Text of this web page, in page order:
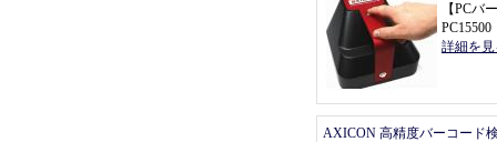
【PCバ
詳細を
AXICON 高精度バーコード